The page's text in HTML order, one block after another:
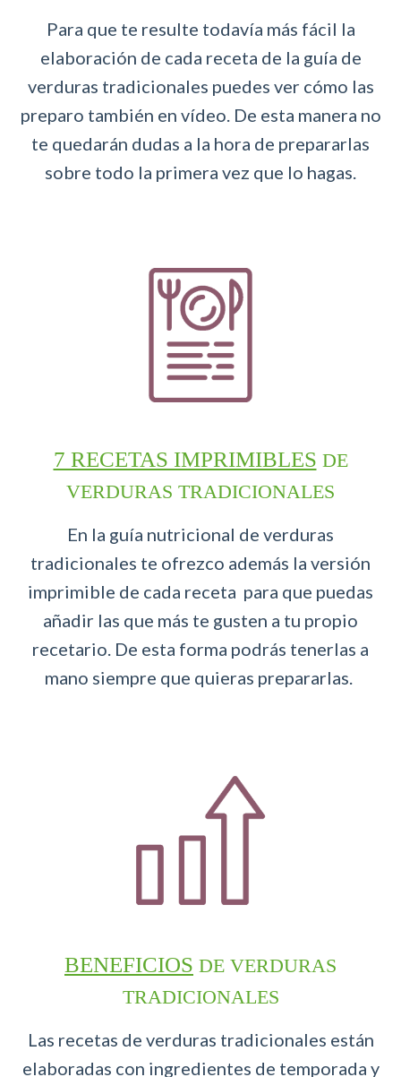
Para que te resulte todavía más fácil la
elaboración de cada receta de la guía de
verduras tradicionales puedes ver cómo las
preparo también en vídeo. De esta manera no
te quedarán dudas a la hora de prepararlas
sobre todo la primera vez que lo hagas.
7 RECETAS IMPRIMIBLES DE
VERDURAS TRADICIONALES
En la guía nutricional de verduras
tradicionales te ofrezco además la versión
imprimible de cada receta para que puedas
añadir las que más te gusten a tu propio
recetario. De esta forma podrás tenerlas a
mano siempre que quieras prepararlas.
BENEFICIOS DE VERDURAS
TRADICIONALES
Las recetas de verduras tradicionales están
elaboradas con ingredientes de temporada y